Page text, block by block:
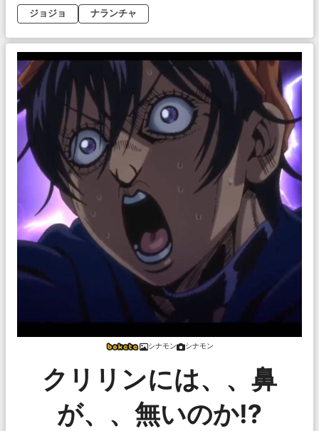
ジョジョ
ナランチャ
シナモン シナモン
クリリンには、、鼻
が、、無いのか⁉︎